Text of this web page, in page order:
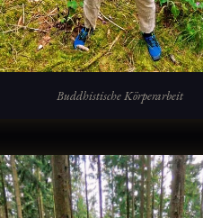
Buddhistische Körperarbeit